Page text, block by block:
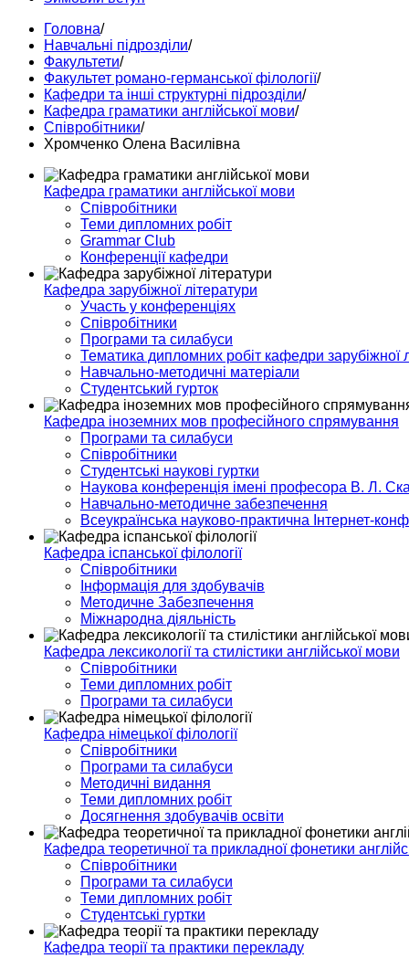
Головна/
Навчальні підрозділи/
Факультети/
Факультет романо-германської філології/
Кафедри та інші структурні підрозділи/
Кафедра граматики англійської мови/
Співробітники/
Хромченко Олена Василівна
Кафедра граматики англійської мови
Співробітники
Теми дипломних робіт
Grammar Club
Конференції кафедри
Кафедра зарубіжної літератури
Участь у конференціях
Співробітники
Програми та силабуси
Тематика дипломних робіт кафедри зарубіжної
Навчально-методичні матеріали
Студентський гурток
Кафедра іноземних мов професійного спрямування
Програми та силабуси
Співробітники
Студентські наукові гуртки
Наукова конференція імені професора В. Л.
Навчально-методичне забезпечення
Всеукраїнська науково-практична Інтернет-
Кафедра іспанської філології
Співробітники
Інформація для здобувачів
Методичне Забезпечення
Міжнародна діяльність
Кафедра лексикології та стилістики англійської мови
Співробітники
Теми дипломних робіт
Програми та силабуси
Кафедра німецької філології
Співробітники
Програми та силабуси
Методичні видання
Теми дипломних робіт
Досягнення здобувачів освіти
Кафедра теоретичної та прикладної фонетики
Співробітники
Програми та силабуси
Теми дипломних робіт
Студентські гуртки
Кафедра теорії та практики перекладу